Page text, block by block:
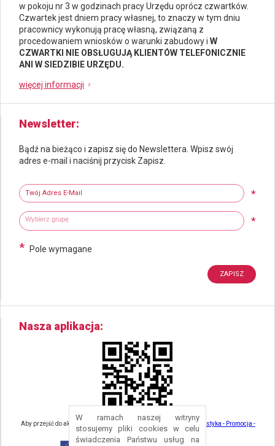
W ramach naszej witryny
stosujemy pliki cookies w celu
świadczenia Państwu usług na
w pokoju nr 3 w godzinach pracy Urzędu oprócz czwartków.
Czwartek jest dniem pracy własnej, to znaczy w tym dniu
pracownicy wykonują pracę własną, związaną z
procedowaniem wniosków o warunki zabudowy i W
CZWARTKI NIE OBSŁUGUJĄ KLIENTÓW TELEFONICZNIE
ANI W SIEDZIBIE URZĘDU.
więcej informacji
Newsletter
Bądź na bieżąco i zapisz się do Newslettera. Wpisz swój
adres e-mail i naciśnij przycisk Zapisz.
Twój adres e-mail
*
Wybierz grupy tematyczne *
Wpisz wyszukiwaną fraze
* Pole wymagane
Nasza aplikacja
Aby przejść do aktualności związanych z turystyką - kliknij tu:
Turystyka - Promocja -
Strefa Turysty - Gmina Nowa Ruda